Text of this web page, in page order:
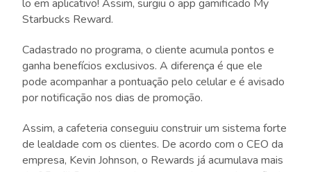
lo em aplicativo! Assim, surgiu o app gamificado My
Starbucks Reward.
Cadastrado no programa, o cliente acumula pontos e
ganha benefícios exclusivos. A diferença é que ele
pode acompanhar a pontuação pelo celular e é avisado
por notificação nos dias de promoção.
Assim, a cafeteria conseguiu construir um sistema forte
de lealdade com os clientes. De acordo com o CEO da
empresa, Kevin Johnson, o Rewards já acumulava mais